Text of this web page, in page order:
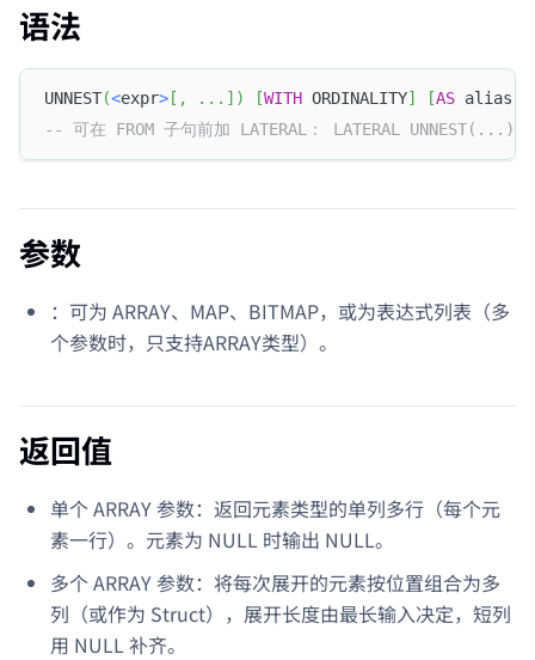
语法
UNNEST(<expr> [ , . . . ] ) [WITH ORDINALITY] [AS alias
-- 可在 FROM 子句前加 LATERAL： LATERAL UNNEST(...),
参数
：可为 ARRAY、MAP、BITMAP，或为表达式列表（多
个参数时，只支持ARRAY类型）。
返回值
单个 ARRAY 参数：返回元素类型的单列多行（每个元
素一行）。元素为 NULL 时输出 NULL。
多个 ARRAY 参数：将每次展开的元素按位置组合为多
列（或作为 Struct），展开长度由最长输入决定，短列
用 NULL 补齐。